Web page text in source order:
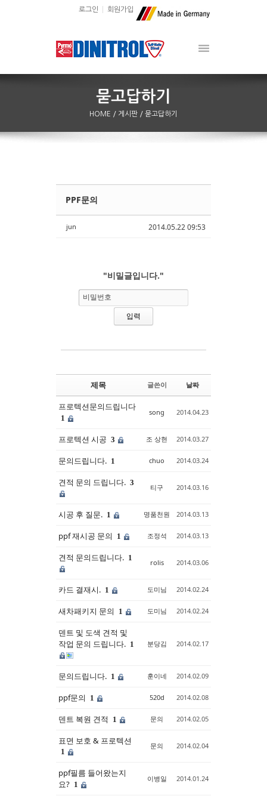
로그인 회원가입
HOME / 게시판 / 묻고답하기
2014.05.22 09:53
PPF문의
jun
"비밀글입니다."
비밀번호
제목 글쓴이 날짜
프로텍션문의드립니다
1
song 2014.04.23
프로텍션 시공 3 조 상현 2014.03.27
문의드립니다. 1 chuo 2014.03.24
견적 문의 드립니다. 3
티구 2014.03.16
시공 후 질문. 1 명품천원 2014.03.13
ppf 재시공 문의 1 조정석 2014.03.13
견적 문의드립니다. 1
rolis 2014.03.06
카드 결재시. 1 도미님 2014.02.24
새차패키지 문의 1 도미님 2014.02.24
덴트 및 도색 견적 및
작업 문의 드립니다. 1 분당김 2014.02.17
문의드립니다. 1 훈이네 2014.02.09
ppf문의 1 520d 2014.02.08
덴트 복원 견적 1 문의 2014.02.05
표면 보호 & 프로텍션
1
문의 2014.02.04
ppf필름 들어왔는지
요? 1
이병일 2014.01.24
Sketchbook5, 스케치북5
Sketchbook5, 스케치북5
Sketchbook5, 스케치북5
Sketchbook5, 스케치북5